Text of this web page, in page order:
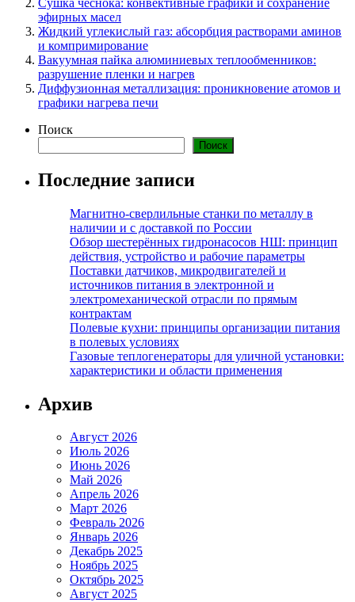
эфирных масел
Жидкий углекислый газ: абсорбция растворами аминов
и компримирование
Вакуумная пайка алюминиевых теплообменников:
разрушение пленки и нагрев
Диффузионная металлизация: проникновение атомов и
графики нагрева печи
Поиск
Поиск
Последние записи
Магнитно-сверлильные станки по металлу в
наличии и с доставкой по России
Обзор шестерённых гидронасосов НШ: принцип
действия, устройство и рабочие параметры
Поставки датчиков, микродвигателей и
источников питания в электронной и
электромеханической отрасли по прямым
контрактам
Полевые кухни: принципы организации питания
в полевых условиях
Газовые теплогенераторы для уличной установки:
характеристики и области применения
Архив
Август 2026
Июль 2026
Июнь 2026
Май 2026
Апрель 2026
Март 2026
Февраль 2026
Январь 2026
Декабрь 2025
Ноябрь 2025
Октябрь 2025
Август 2025